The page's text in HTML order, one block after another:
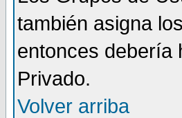
también asigna
entonces debería
Privado.
Volver arriba